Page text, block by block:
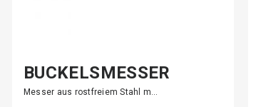
BUCKELSMESSER
Messer aus rostfreiem Stahl m…